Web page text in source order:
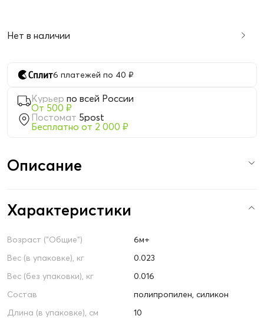
Нет в наличии
6 платежей по 40 ₽
Курьер по всей России
От 500 ₽
Постомат 5post
Бесплатно от 2 000 ₽
Описание
Характеристики
Возраст ("Общие")
6м+
Вес (в упаковке), кг
0.023
Вес (без упаковки), кг
0.016
Состав
полипропилен, силикон
Длина (в упаковке), см
10